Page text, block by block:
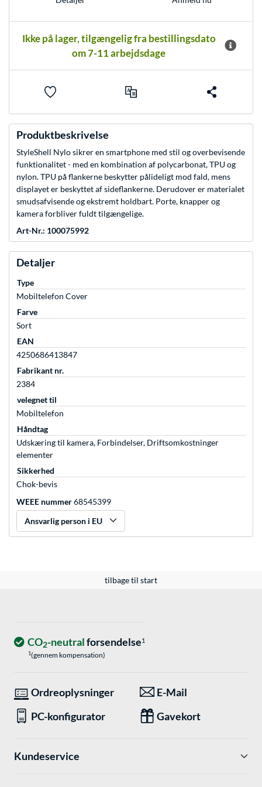
Ikke på lager, tilgængelig fra bestillingsdato
om 7-11 arbejdsdage
Produktbeskrivelse
StyleShell Nylo sikrer en smartphone med stil og overbevisende
funktionalitet - med en kombination af polycarbonat, TPU og
nylon. TPU på flankerne beskytter pålideligt mod fald, mens
displayet er beskyttet af sideflankerne. Derudover er materialet
smudsafvisende og ekstremt holdbart. Porte, knapper og
kamera forbliver fuldt tilgængelige.
Art-Nr.: 100075992
Detaljer
Type
Mobiltelefon Cover
Farve
Sort
EAN
4250686413847
Fabrikant nr.
2384
velegnet til
Mobiltelefon
Håndtag
Udskæring til kamera, Forbindelser, Driftsomkostninger
elementer
Sikkerhed
Chok-bevis
WEEE nummer68545399
Ansvarlig person i EU
tilbage til start
CO2-neutralforsendelse1
1(gennem kompensation)
Ordreoplysninger
E-Mail
PC-konfigurator
Gavekort
Kundeservice